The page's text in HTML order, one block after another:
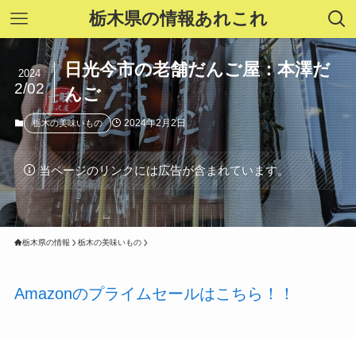
栃木県の情報あれこれ
日光今市の老舗だんご屋：本澤だ
んご
2024
2/02
栃木の美味いもの 2024年2月2日
当ページのリンクには広告が含まれています。
栃木県の情報 栃木の美味いもの
Amazonのプライムセールはこちら！！